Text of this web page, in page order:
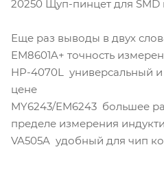
20250 Щуп-пинцет для
Еще раз выводы в двух
EM8601A+ точность
HP-4070L универсальный
цене
MY6243/EM6243 большее
пределе измерения
VA505A удобный для чип